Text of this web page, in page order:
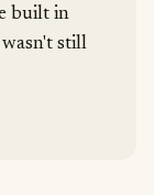
built in
still